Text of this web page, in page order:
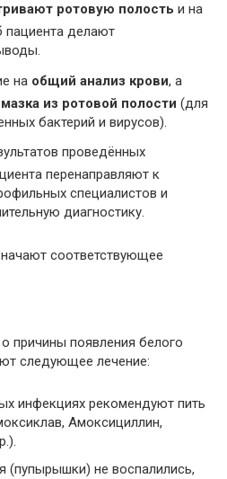
ротовую полость и на
пациента делают
на общий анализ крови, а
из ротовой полости (для
бактерий и вирусов).
проведённых
перенаправляют к
специалистов и
диагностику.
соответствующее
причины появления белого
следующее лечение:
инфекциях рекомендуют пить
Амоксициллин,
(пупырышки) не воспалились,